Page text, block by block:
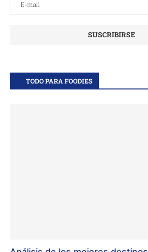
TODO PARA FOODIES